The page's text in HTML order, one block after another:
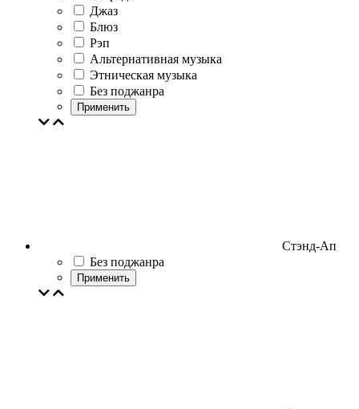
Джаз
Блюз
Рэп
Альтернативная музыка
Этническая музыка
Без поджанра
Применить
Стэнд-Ап
Без поджанра
Применить